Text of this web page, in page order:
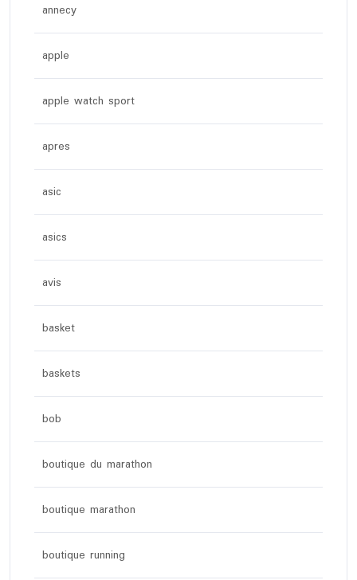
annecy
apple
apple watch sport
apres
asic
asics
avis
basket
baskets
bob
boutique du marathon
boutique marathon
boutique running